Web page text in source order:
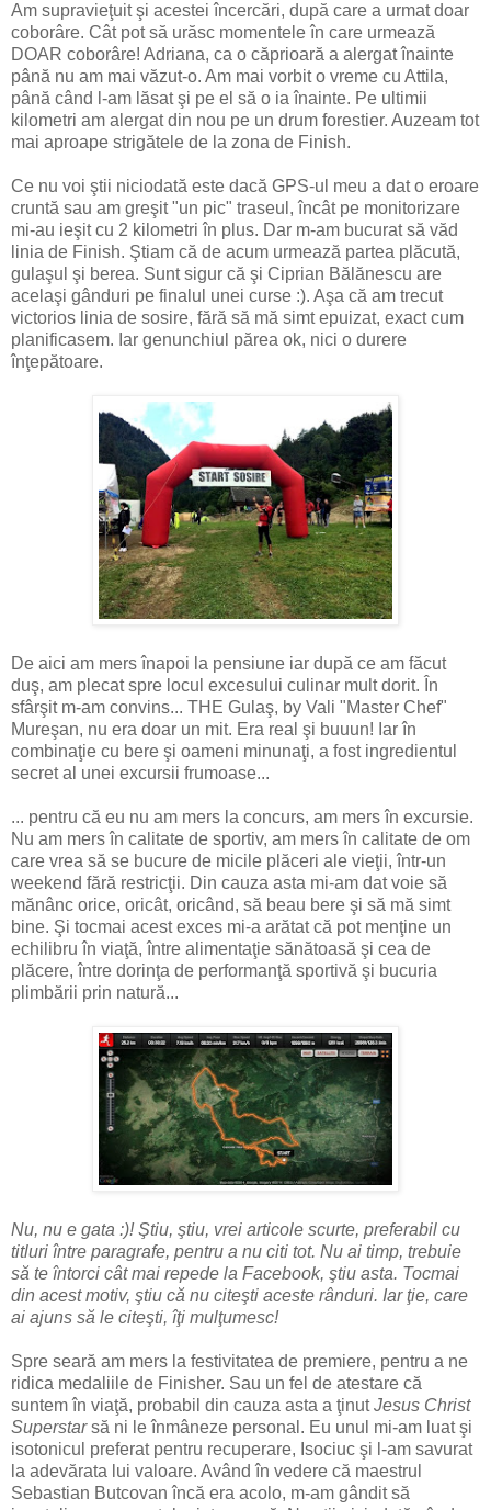
Am supravieţuit şi acestei încercări, după care a urmat doar
coborâre. Cât pot să urăsc momentele în care urmează
DOAR coborâre! Adriana, ca o căprioară a alergat înainte
până nu am mai văzut-o. Am mai vorbit o vreme cu Attila,
până când l-am lăsat şi pe el să o ia înainte. Pe ultimii
kilometri am alergat din nou pe un drum forestier. Auzeam tot
mai aproape strigătele de la zona de Finish.
Ce nu voi ştii niciodată este dacă GPS-ul meu a dat o eroare
cruntă sau am greşit "un pic" traseul, încât pe monitorizare
mi-au ieşit cu 2 kilometri în plus. Dar m-am bucurat să văd
linia de Finish. Ştiam că de acum urmează partea plăcută,
gulaşul şi berea. Sunt sigur că şi Ciprian Bălănescu are
acelaşi gânduri pe finalul unei curse :). Aşa că am trecut
victorios linia de sosire, fără să mă simt epuizat, exact cum
planificasem. Iar genunchiul părea ok, nici o durere
înţepătoare.
De aici am mers înapoi la pensiune iar după ce am făcut
duş, am plecat spre locul excesului culinar mult dorit. În
sfârşit m-am convins... THE Gulaş, by Vali "Master Chef"
Mureşan, nu era doar un mit. Era real şi buuun! Iar în
combinaţie cu bere şi oameni minunaţi, a fost ingredientul
secret al unei excursii frumoase...
... pentru că eu nu am mers la concurs, am mers în excursie.
Nu am mers în calitate de sportiv, am mers în calitate de om
care vrea să se bucure de micile plăceri ale vieţii, într-un
weekend fără restricţii. Din cauza asta mi-am dat voie să
mănânc orice, oricât, oricând, să beau bere şi să mă simt
bine. Şi tocmai acest exces mi-a arătat că pot menţine un
echilibru în viaţă, între alimentaţie sănătoasă şi cea de
plăcere, între dorinţa de performanţă sportivă şi bucuria
plimbării prin natură...
Nu, nu e gata :)! Ştiu, ştiu, vrei articole scurte, preferabil cu
titluri între paragrafe, pentru a nu citi tot. Nu ai timp, trebuie
să te întorci cât mai repede la Facebook, ştiu asta. Tocmai
din acest motiv, ştiu că nu citeşti aceste rânduri. Iar ţie, care
ai ajuns să le citeşti, îţi mulţumesc!
Spre seară am mers la festivitatea de premiere, pentru a ne
ridica medaliile de Finisher. Sau un fel de atestare că
suntem în viaţă, probabil din cauza asta a ţinutJesus Christ
Superstarsă ni le înmâneze personal. Eu unul mi-am luat şi
isotonicul preferat pentru recuperare, Isociuc şi l-am savurat
la adevărata lui valoare. Având în vedere că maestrul
Sebastian Butcovan încă era acolo, m-am gândit să